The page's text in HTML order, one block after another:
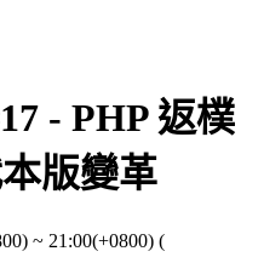
- PHP 返樸
版變革
~ 21:00(+0800) (